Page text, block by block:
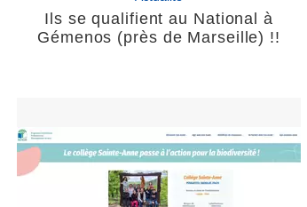
Ils se qualifient au National à
Gémenos (près de Marseille) !!